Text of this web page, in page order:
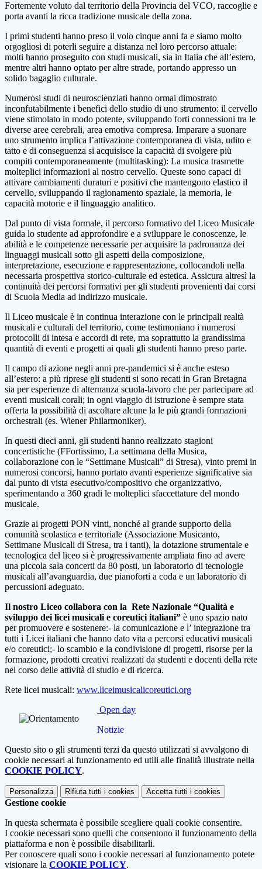
Fortemente voluto dal territorio della Provincia del VCO, raccoglie e
porta avanti la ricca tradizione musicale della zona.
I primi studenti hanno preso il volo cinque anni fa e siamo molto
orgogliosi di poterli seguire a distanza nel loro percorso attuale:
molti hanno proseguito con studi musicali, sia in Italia che all’estero,
mentre altri hanno optato per altre strade, portando appresso un
solido bagaglio culturale.
Numerosi studi di neuroscienziati hanno ormai dimostrato
inconfutabilmente i benefici dello studio di uno strumento: il cervello
viene stimolato in modo potente, sviluppando forti connessioni tra le
diverse aree cerebrali, area emotiva compresa. Imparare a suonare
uno strumento implica l’attivazione contemporanea di vista, udito e
tatto e di conseguenza si acquisisce la capacità di svolgere più
compiti contemporaneamente (multitasking): La musica trasmette
molteplici informazioni al nostro cervello. Queste sono capaci di
attivare cambiamenti duraturi e positivi che mantengono elastico il
cervello, sviluppando il ragionamento spaziale, la memoria, le
capacità motorie e il linguaggio analitico.
Dal punto di vista formale, il percorso formativo del Liceo Musicale
guida lo studente ad approfondire e a sviluppare le conoscenze, le
abilità e le competenze necessarie per acquisire la padronanza dei
linguaggi musicali sotto gli aspetti della composizione,
interpretazione, esecuzione e rappresentazione, collocandoli nella
necessaria prospettiva storico-culturale ed estetica. Assicura altresì la
continuità dei percorsi formativi per gli studenti provenienti dai corsi
di Scuola Media ad indirizzo musicale.
Il Liceo musicale è in continua interazione con le principali realtà
musicali e culturali del territorio, come testimoniano i numerosi
protocolli di intesa e accordi di rete, ma soprattutto la grandissima
quantità di eventi e progetti ai quali gli studenti hanno preso parte.
Il campo di azione negli anni pre-pandemici si è anche esteso
all’estero: a più riprese gli studenti si sono recati in Gran Bretagna
sia per esperienze di alternanza scuola-lavoro che per partecipare ad
eventi musicali corali; in ogni viaggio di istruzione è sempre stata
offerta la possibilità di ascoltare alcune la le più grandi formazioni
orchestrali (es. Wiener Philarmoniker).
In questi dieci anni, gli studenti hanno realizzato stagioni
concertistiche (FFortissimo, La settimana della Musica,
collaborazione con le “Settimane Musicali” di Stresa), vinto premi in
numerosi concorsi, hanno portato avanti esperienze significative sia
dal punto di vista esecutivo/compositivo che organizzativo,
sperimentando a 360 gradi le molteplici sfaccettature del mondo
musicale.
Grazie ai progetti PON vinti, nonché al grande supporto della
comunità scolastica e territoriale (Associazione Musicanto,
Settimane Musicali di Stresa, tra i tanti), la dotazione strumentale e
tecnologica del liceo si è progressivamente ampliata fino ad avere
una piccola sala concerti da 80 posti, un laboratorio di tecnologie
musicali all’avanguardia, due pianoforti a coda e un laboratorio di
percussioni adeguato.
Il nostro Liceo collabora con la Rete Nazionale “Qualità e
sviluppo dei licei musicali e coreutici italiani” è uno spazio nato
per promuovere e sostenere:- la comunicazione e l’ integrazione tra
tutti i Licei italiani che hanno dato vita a percorsi educativi musicali
e/o coreutici;- lo scambio e la condivisione di progetti, risorse per la
formazione, prodotti creativi realizzati da studenti e docenti della rete
nel corso delle attività di studio e di ricerca.
Rete licei musicali: www.liceimusicalicoreutici.org
Open day
Notizie
Questo sito o gli strumenti terzi da questo utilizzati si avvalgono di
cookie necessari al funzionamento ed utili alle finalità illustrate nella
COOKIE POLICY.
Personalizza Rifiuta tutti i cookies Accetta tutti i cookies
Gestione cookie
In questa schermata è possibile scegliere quali cookie consentire.
I cookie necessari sono quelli che consentono il funzionamento della
piattaforma e non è possibile disabilitarli.
Per conoscere quali sono i cookie necessari al funzionamento potete
visionare la COOKIE POLICY.